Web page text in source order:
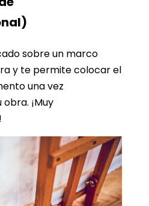
sobre un marco
y te permite colocar el
una vez
¡Muy